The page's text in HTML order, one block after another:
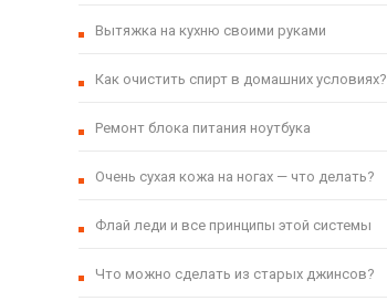
Вытяжка на кухню своими руками
Как очистить спирт в домашних условиях?
Ремонт блока питания ноутбука
Очень сухая кожа на ногах — что делать?
Флай леди и все принципы этой системы
Что можно сделать из старых джинсов?